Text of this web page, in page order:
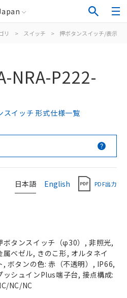
リ > スイッチ > 押ボタンスイッチ/表示灯
NRA-P222-
イッチ 形式仕様一覧
日本語 English PDF出力
ボタンスイッチ（φ30）, 非照光,
属ベゼル, きのこ形, オルタネイ
, ボタンの色: 赤（不透明）, IP66,
ッシュインPlus端子台, 接点構成:
NC/NC